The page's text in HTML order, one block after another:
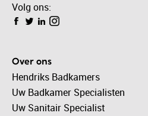
Volg ons:
Over ons
Hendriks Badkamers
Uw Badkamer Specialisten
Uw Sanitair Specialist